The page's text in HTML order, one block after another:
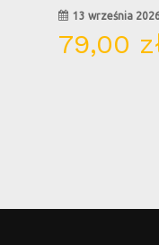
13 września
79,00